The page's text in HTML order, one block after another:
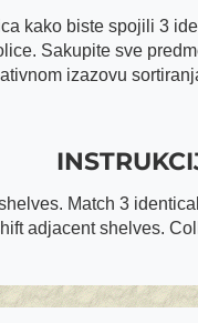
kako biste spojili 3
Sakupite sve
izazovu
Match 3
adjacent shelves.